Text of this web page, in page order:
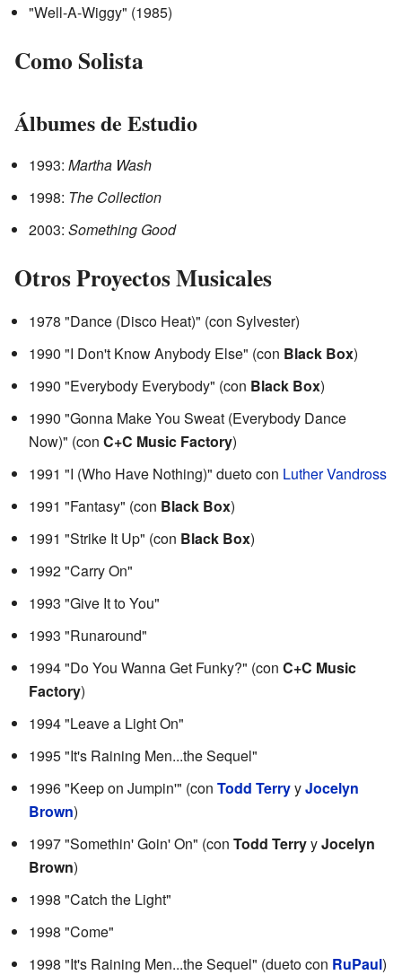
"Well-A-Wiggy" (1985)
Como Solista
Álbumes de Estudio
1993: Martha Wash
1998: The Collection
2003: Something Good
Otros Proyectos Musicales
1978 "Dance (Disco Heat)" (con Sylvester)
1990 "I Don't Know Anybody Else" (con Black Box)
1990 "Everybody Everybody" (con Black Box)
1990 "Gonna Make You Sweat (Everybody Dance
Now)" (con C+C Music Factory)
1991 "I (Who Have Nothing)" dueto con Luther Vandross
1991 "Fantasy" (con Black Box)
1991 "Strike It Up" (con Black Box)
1992 "Carry On"
1993 "Give It to You"
1993 "Runaround"
1994 "Do You Wanna Get Funky?" (con C+C Music
Factory)
1994 "Leave a Light On"
1995 "It's Raining Men...the Sequel"
1996 "Keep on Jumpin'" (con Todd TerryyJocelyn
Brown)
1997 "Somethin' Goin' On" (con Todd TerryyJocelyn
Brown)
1998 "Catch the Light"
1998 "Come"
1998 "It's Raining Men...the Sequel" (dueto con RuPaul)